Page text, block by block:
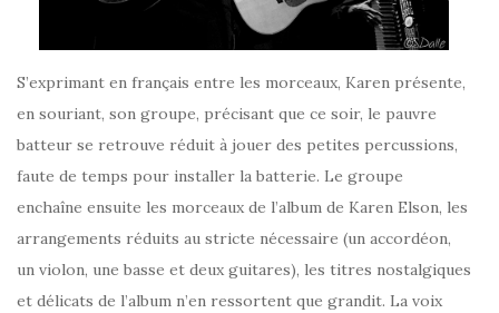
S’exprimant en français entre les morceaux, Karen présente,
en souriant, son groupe, précisant que ce soir, le pauvre
batteur se retrouve réduit à jouer des petites percussions,
faute de temps pour installer la batterie. Le groupe
enchaîne ensuite les morceaux de l’album de Karen Elson, les
arrangements réduits au stricte nécessaire (un accordéon,
un violon, une basse et deux guitares), les titres nostalgiques
et délicats de l’album n’en ressortent que grandit. La voix